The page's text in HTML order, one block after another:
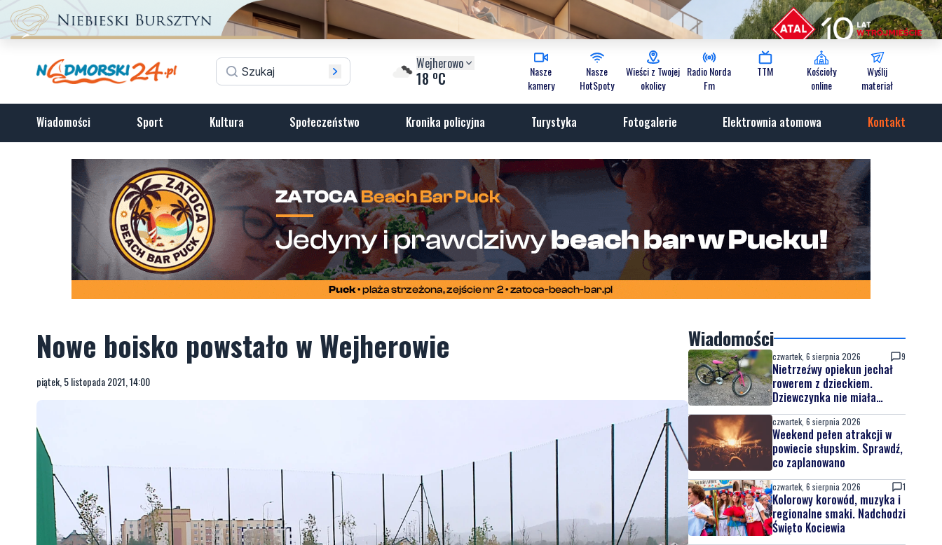
Wejherowo
18 oC
Nasze
kamery
Nasze
HotSpoty
Wieści z Twojej
okolicy
Radio Norda
Fm
TTM
Kościoły
online
Wyślij
materiał
Wiadomości Sport Kultura Społeczeństwo Kronika policyjna Turystyka Fotogalerie Elektrownia atomowa Kontakt
Nowe boisko powstało w Wejherowie
piątek, 5 listopada 2021, 14:00
Wiadomości
czwartek, 6 sierpnia 2026 9
Nietrzeźwy opiekun jechał
rowerem z dzieckiem.
Dziewczynka nie miała
kasku
czwartek, 6 sierpnia 2026
Weekend pełen atrakcji w
powiecie słupskim. Sprawdź,
co zaplanowano
czwartek, 6 sierpnia 2026 1
Kolorowy korowód, muzyka i
regionalne smaki. Nadchodzi
Święto Kociewia